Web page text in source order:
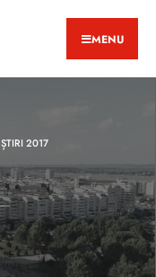
MENU
ȘTIRI 2017